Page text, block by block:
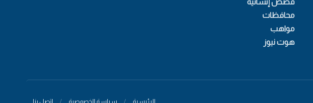
محافظات
مواهب
هوت نيوز
الرئيسية سياسة الخصوصية اتصل بنا